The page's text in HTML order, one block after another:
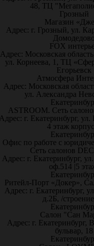
48, ТЦ
Грозный
Магазин
Адрес: г. Грозный, ул.
Домодедово
FOX
Адрес: Московская
ул. Корнеева, 1, ТЦ
Егорьевск
Атмосфера
Адрес: Московская
ул. Александра
ASTROOM. Сеть
г. Екатеринбург,
4 этаж
Офис по работе с
Сеть салонов
Адрес: г. Екатеринбург,
оф.514 |5
Ритейл-Порт «Докер»,
Адрес: г. Екатеринбург,
д.2Б, /
Салон "Сан
Адрес: г. Екатеринбург,
бульвар, 18